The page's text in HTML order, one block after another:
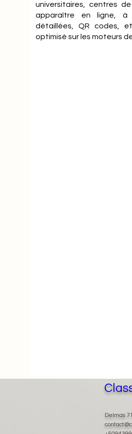
universitaires, centres
apparaître en ligne, à
détaillées, QR codes,
optimisé sur les moteurs
Delmas 71